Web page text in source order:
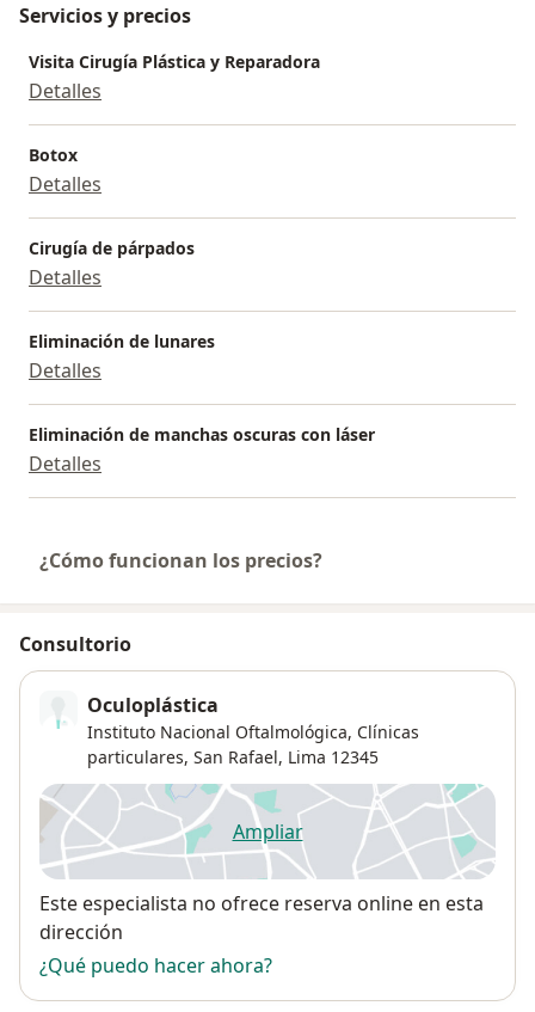
Servicios y precios
Visita Cirugía Plástica y Reparadora
Detalles
Botox
Detalles
Cirugía de párpados
Detalles
Eliminación de lunares
Detalles
Eliminación de manchas oscuras con láser
Detalles
¿Cómo funcionan los precios?
Consultorio
Oculoplástica
Instituto Nacional Oftalmológica, Clínicas
particulares, San Rafael, Lima 12345
Ampliarse abre en una nueva
Disponibilidad
Este especialista no ofrece reserva online en esta
dirección
¿Qué puedo hacer ahora?